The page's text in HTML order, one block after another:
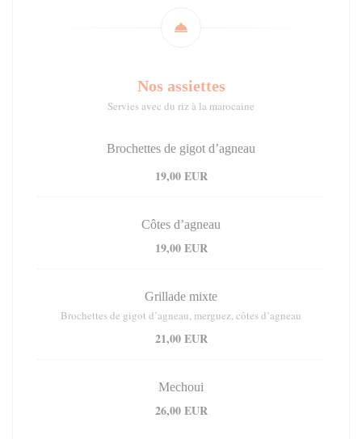
Nos assiettes
Servies avec du riz à la marocaine
Brochettes de gigot d’agneau
19,00 EUR
Côtes d’agneau
19,00 EUR
Grillade mixte
Brochettes de gigot d’agneau, merguez, côtes d’agneau
21,00 EUR
Mechoui
26,00 EUR